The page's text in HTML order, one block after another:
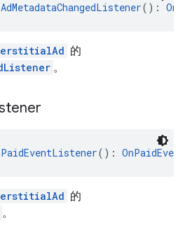
():
的
。
():
的
。